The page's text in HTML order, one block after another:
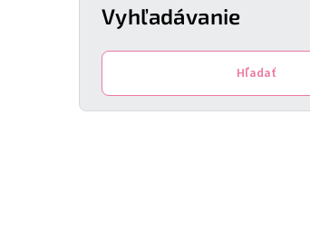
Vyhľadávanie
Hľadať